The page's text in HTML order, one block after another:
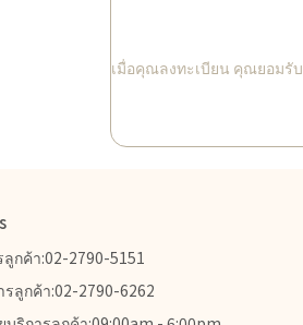
เมื่อคุณลงทะเบียน คุณยอมรับ
กค้า:02-2790-5151
ลูกค้า:02-2790-6262